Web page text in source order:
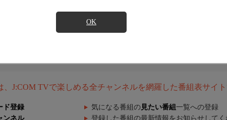
OK
、J:COM TVで楽しめる全チャンネルを網羅した番組表サイト
ド登録 気になる番組の 見たい番組 一覧への登録
ンネル 登録した番組の最新情報をお知らせしてく